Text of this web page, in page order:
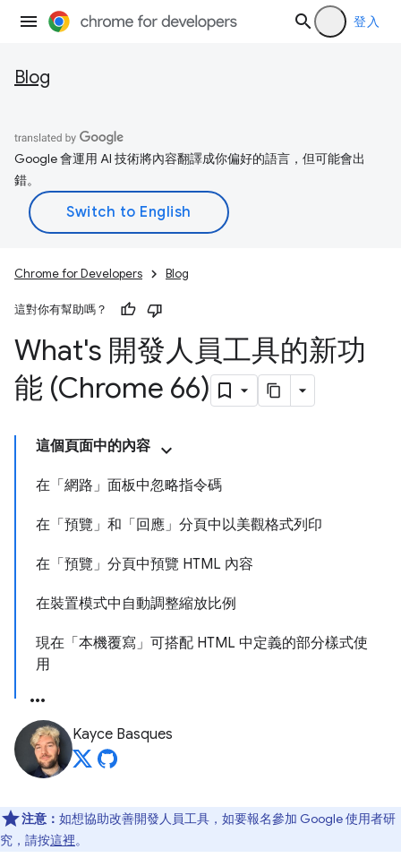
登入
Blog
Google 會運用 AI 技術將內容翻譯成你偏好的語言，但可能會出
錯。
Chrome for Developers Blog
這對你有幫助嗎？
What's 開發人員工具的新功
能 (Chrome 66)
這個頁面中的內容
在「網路」面板中忽略指令碼
在「預覽」和「回應」分頁中以美觀格式列印
在「預覽」分頁中預覽 HTML 內容
在裝置模式中自動調整縮放比例
現在「本機覆寫」可搭配 HTML 中定義的部分樣式使
用
Kayce Basques
注意： 如想協助改善開發人員工具，如要報名參加 Google 使用者研
究，請按這裡。